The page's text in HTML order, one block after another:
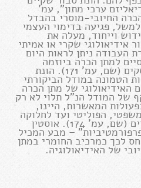
ערכי מתון", עמ'
החיובי-מוסרי בהבדל
פגיעה בדימוי העצמי
וייחוד, מעלה את
אידיאולוגי שקרי או אמיתי
בספֵרת העבודה ניתן לראות היום
למתן הכרה ביוזמה
והגשמה אישית של המועסקים (שם, עמ' 171). הונת
הטמונה במודל הביקורתי
של מתן הכרה
של המודל הנ"ל תלוי לא רק
המאשרות, היינו,
הפוליטי ועד לחלוקה
מחדש של הנכסים החומריים (שם, עמ' 174). אוסטין
– מבע המכיל
לכך כמרכיב החומרי במתן
של האידיאולוגיה.